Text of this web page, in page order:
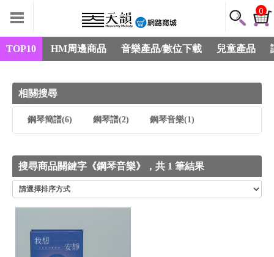
0
TOP10 HM周邊商品 音樂產品/數位下載 兒童產品
相關搜尋
鋼琴簡譜(6) 鋼琴譜(2) 鋼琴音樂(1)
搜尋商品關鍵字《鋼琴音樂》，共 1 筆結果